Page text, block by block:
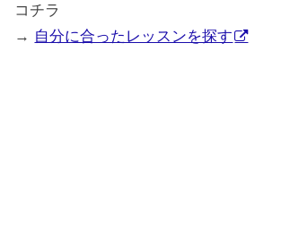
コチラ
→ 自分に合ったレッスンを探す